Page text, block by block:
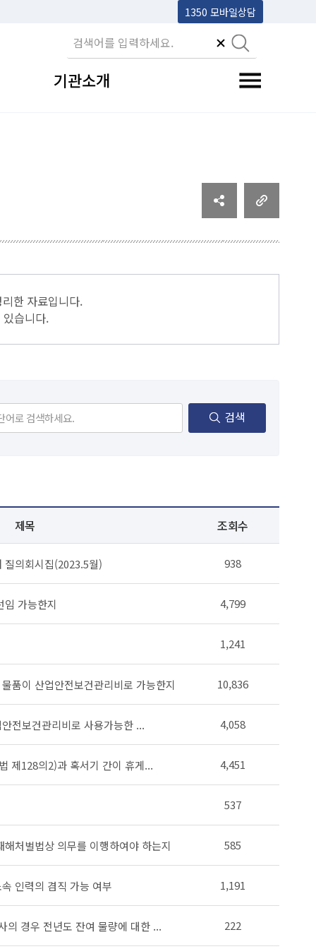
1350 모바일상담
기관소개 전체메뉴 토글
한 자료입니다.
습니다.
검색
제목 조회수
질의회시집(2023.5월) 938
임 가능한지 4,799
1,241
품이 산업안전보건관리비로 가능한지 10,836
전보건관리비로 사용가능한 ... 4,058
제128의2)과 혹서기 간이 휴게... 4,451
537
처벌법상 의무를 이행하여야 하는지 585
인력의 겸직 가능 여부 1,191
의 경우 전년도 잔여 물량에 대한 ... 222